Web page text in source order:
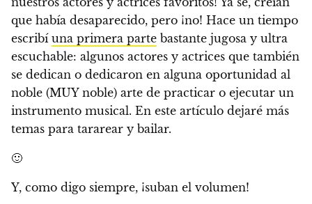
que había desaparecido, pero ¡no! Hace un tiempo
escribí una primera parte bastante jugosa y ultra
escuchable: algunos actores y actrices que también
se dedican o dedicaron en alguna oportunidad al
noble (MUY noble) arte de practicar o ejecutar un
instrumento musical. En este artículo dejaré más
temas para tararear y bailar.
🙂
Y, como digo siempre, ¡suban el volumen!